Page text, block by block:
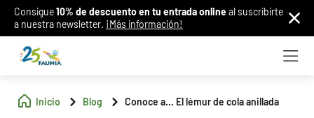
Consigue10% de descuento en tu entrada onlineal suscribirte
a nuestra newsletter. ¡Más información!
Inicio Blog Conoce a... El lémur de cola anillada